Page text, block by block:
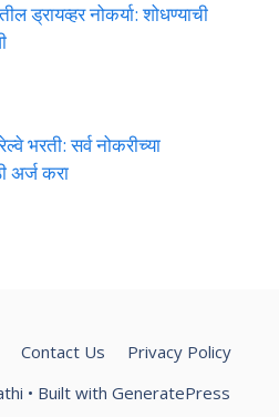
ड्रायव्हर नोकर्या: शोधण्याची
भरती: सर्व नोकरीच्या
अर्ज करा
Contact Us
Privacy Policy
• Built with GeneratePress